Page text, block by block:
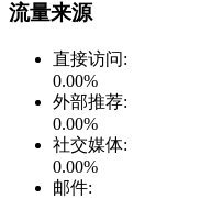
流量来源
直接访问:
0.00%
外部推荐:
0.00%
社交媒体:
0.00%
邮件: